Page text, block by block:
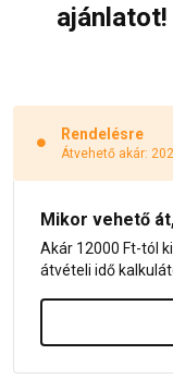
ajánlatot!
Rendelésre
Átvehető akár:
Mikor vehető
Akár 12000 Ft-tól
átvételi idő